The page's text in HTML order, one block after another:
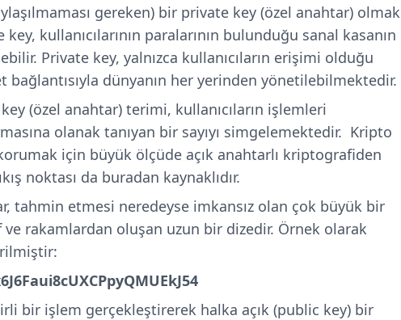
gereken) bir private key (özel anahtar) olmak
kullanıcılarının paralarının bulunduğu sanal kasanın
Private key, yalnızca kullanıcıların erişimi olduğu
bağlantısıyla dünyanın her yerinden yönetilebilmektedir.
(özel anahtar) terimi, kullanıcıların işlemleri
olanak tanıyan bir sayıyı simgelemektedir. Kripto
için büyük ölçüde açık anahtarlı kriptografiden
noktası da buradan kaynaklıdır.
tahmin etmesi neredeyse imkansız olan çok büyük bir
ve rakamlardan oluşan uzun bir dizedir. Örnek olarak
bir işlem gerçekleştirerek halka açık (public key) bir